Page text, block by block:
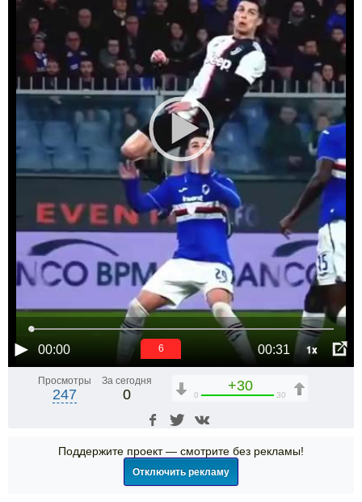
00:00 00:31 1x
6
Просмотры
247
За сегодня
0
+30
0 30
Поддержите проект — смотрите без рекламы!
Отключить рекламу